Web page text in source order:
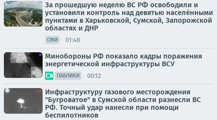
За прошедшую неделю ВС РФ освободили и
установили контроль над девятью населёнными
пунктами в Харьковской, Сумской, Запорожской
областях и ДНР
СМИ 01:48
Минобороны РФ показало кадры поражения
энергетической инфраструктуры ВСУ
ПАБЛИКИ 00:12
Инфраструктуру газового месторождения
"Бугроватое" в Сумской области разнесли ВС
РФ. Точный удар нанесли при помощи
беспилотников